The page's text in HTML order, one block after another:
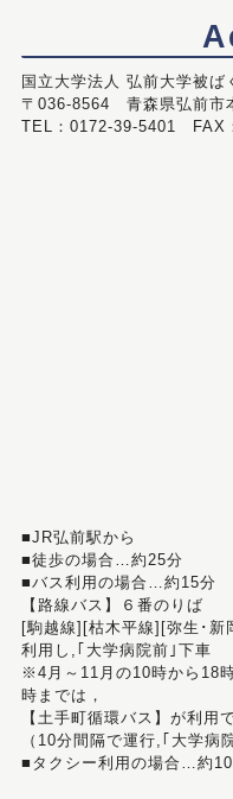
国立大学法人 弘前大学被ば
〒036-8564 青森県弘前市
TEL：0172-39-5401 FAX
■JR弘前駅から
■徒歩の場合…約25分
■バス利用の場合…約15分
【路線バス】６番のりば
[駒越線][枯木平線][弥生･新
利用し,｢大学病院前｣下車
※4月～11月の10時から18
時までは，
【土手町循環バス】が利用
（10分間隔で運行,｢大学病
■タクシー利用の場合…約